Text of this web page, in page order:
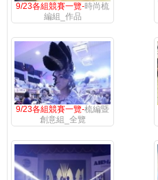
9/23各組競賽一覽-時尚梳
編組_作品
9/23各組競賽一覽-梳編暨
創意組_全覽